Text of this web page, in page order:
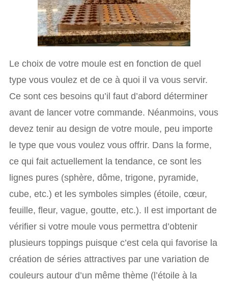
Le choix de votre moule est en fonction de quel
type vous voulez et de ce à quoi il va vous servir.
Ce sont ces besoins qu’il faut d’abord déterminer
avant de lancer votre commande. Néanmoins, vous
devez tenir au design de votre moule, peu importe
le type que vous voulez vous offrir. Dans la forme,
ce qui fait actuellement la tendance, ce sont les
lignes pures (sphère, dôme, trigone, pyramide,
cube, etc.) et les symboles simples (étoile, cœur,
feuille, fleur, vague, goutte, etc.). Il est important de
vérifier si votre moule vous permettra d’obtenir
plusieurs toppings puisque c’est cela qui favorise la
création de séries attractives par une variation de
couleurs autour d’un même thème (l’étoile à la